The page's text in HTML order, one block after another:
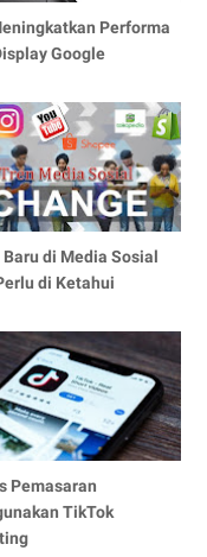
Performa
Google
Baru di Media Sosial
di Ketahui
Pemasaran
TikTok